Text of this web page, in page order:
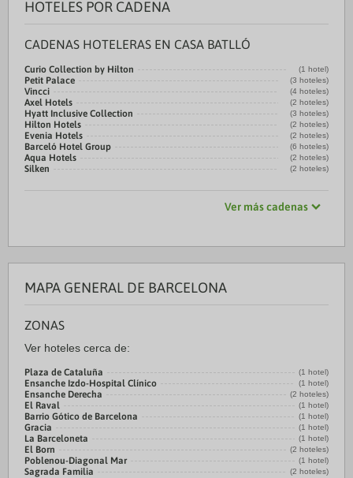
HOTELES POR CADENA
CADENAS HOTELERAS EN CASA BATLLÓ
Curio Collection by Hilton (1 hotel)
Petit Palace (3 hoteles)
Vincci (4 hoteles)
Axel Hotels (2 hoteles)
Hyatt Inclusive Collection (3 hoteles)
Hilton Hotels (2 hoteles)
Evenia Hotels (2 hoteles)
Barceló Hotel Group (6 hoteles)
Aqua Hotels (2 hoteles)
Silken (2 hoteles)
Ver más cadenas
MAPA GENERAL DE BARCELONA
ZONAS
Ver hoteles cerca de:
Plaza de Cataluña (1 hotel)
Ensanche Izdo-Hospital Clínico (1 hotel)
Ensanche Derecha (2 hoteles)
El Raval (1 hotel)
Barrio Gótico de Barcelona (1 hotel)
Gracia (1 hotel)
La Barceloneta (1 hotel)
El Born (2 hoteles)
Poblenou-Diagonal Mar (1 hotel)
Sagrada Familia (2 hoteles)